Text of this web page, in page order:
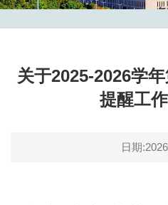
关于2025-2026学
提醒工
日期